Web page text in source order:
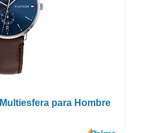
para Hombre